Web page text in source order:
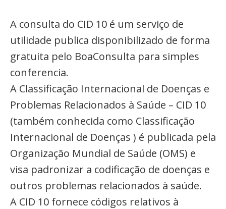
A consulta do CID 10 é um serviço de
utilidade publica disponibilizado de forma
gratuita pelo BoaConsulta para simples
conferencia.
A Classificação Internacional de Doenças e
Problemas Relacionados à Saúde – CID 10
(também conhecida como Classificação
Internacional de Doenças ) é publicada pela
Organização Mundial de Saúde (OMS) e
visa padronizar a codificação de doenças e
outros problemas relacionados à saúde.
A CID 10 fornece códigos relativos à